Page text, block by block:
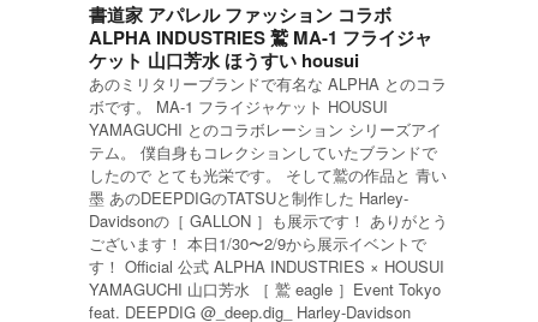
書道家 アパレル ファッション コラボ
ALPHA INDUSTRIES 鷲 MA-1 フライジャ
ケット 山口芳水 ほうすい housui
あのミリタリーブランドで有名な ALPHA とのコラ
ボです。 MA-1 フライジャケット HOUSUI
YAMAGUCHI とのコラボレーション シリーズアイ
テム。 僕自身もコレクションしていたブランドで
したので とても光栄です。 そして鷲の作品と 青い
墨 あのDEEPDIGのTATSUと制作した Harley-
Davidsonの［ GALLON ］も展示です！ ありがとう
ございます！ 本日1/30〜2/9から展示イベントで
す！ Official 公式 ALPHA INDUSTRIES × HOUSUI
YAMAGUCHI 山口芳水 ［ 鷲 eagle ］Event Tokyo
feat. DEEPDIG @_deep.dig_ Harley-Davidson